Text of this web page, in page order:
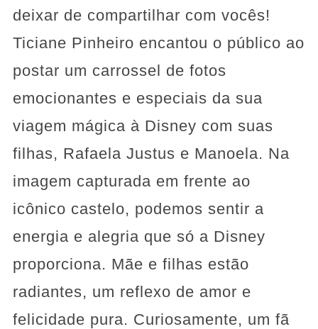
deixar de compartilhar com vocês!
Ticiane Pinheiro encantou o público ao
postar um carrossel de fotos
emocionantes e especiais da sua
viagem mágica à Disney com suas
filhas, Rafaela Justus e Manoela. Na
imagem capturada em frente ao
icônico castelo, podemos sentir a
energia e alegria que só a Disney
proporciona. Mãe e filhas estão
radiantes, um reflexo de amor e
felicidade pura. Curiosamente, um fã